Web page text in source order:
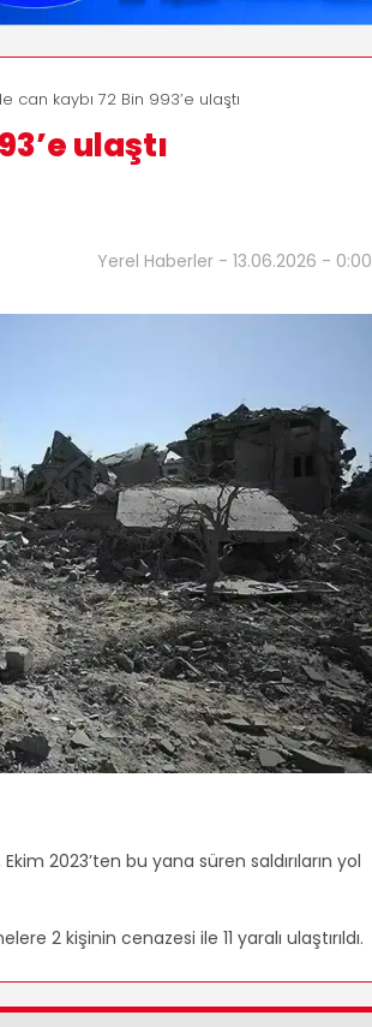
can kaybı 72 Bin 993’e ulaştı
ulaştı
Yerel Haberler - 13.06.2026 - 0:00
2023’ten bu yana süren saldırıların yol
2 kişinin cenazesi ile 11 yaralı ulaştırıldı.